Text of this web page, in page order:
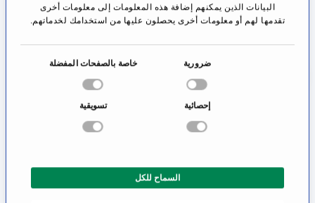
البيانات الذين يمكنهم إضافة هذه المعلومات إلى معلومات أخرى
تقدمها لهم أو معلومات أخرى يحصلون عليها من استخدامك لخدماتهم.
ضرورية خاصة بالصفحات المفضلة
إحصائية تسويقية
السماح للكل
سرطان البنكرياس
أورام الأنف والحنجرة
العلاج بالإشعاع في حالات الأمراض الإلتهابية والإنتكاسية
مسمار الكعب
التهاب المفاصل